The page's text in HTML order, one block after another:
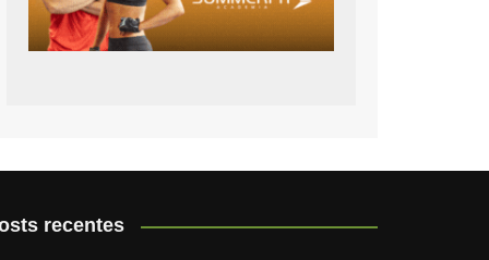
recentes